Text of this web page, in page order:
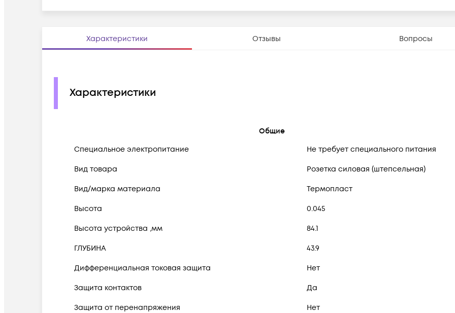
Характеристики Отзывы Вопросы
Характеристики
Общие
Cпециальное электропитание
Не требует специального питания
Вид товара Розетка силовая (штепсельная)
Вид/марка материала Термопласт
Высота 0.045
Высота устройства ,мм 84.1
ГЛУБИНА 43.9
Дифференциальная токовая защита Нет
Защита контактов Да
Защита от перенапряжения Нет